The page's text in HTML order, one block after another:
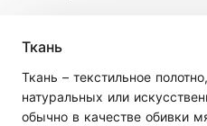
Ткань
Ткань – текстильное
натуральных или
обычно в качестве обивки